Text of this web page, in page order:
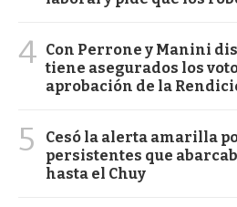
4 Con Perrone y Manini
tiene asegurados los
aprobación de la
5
Cesó la alerta amarilla
persistentes que
hasta el Chuy